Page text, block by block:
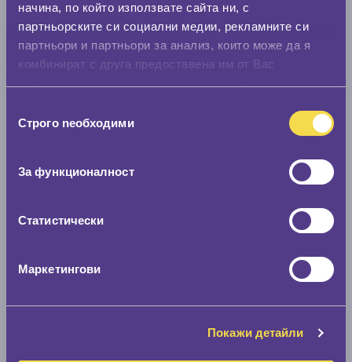
начина, по който използвате сайта ни, с
партньорските си социални медии, рекламните си
партньори и партньори за анализ, които може да я
комбинират с друга предоставена им от Вас
наСтрого nеобходими
За функционалност
Статистически
Маркетингови
Покажи детайли